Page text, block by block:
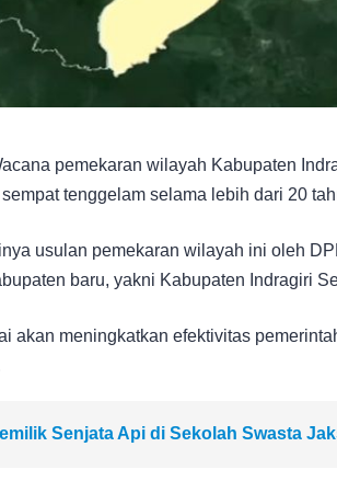
pemekaran wilayah Kabupaten
tenggelam selama lebih dari 20
usulan pemekaran wilayah ini oleh
baru, yakni Kabupaten Indragiri
akan meningkatkan efektivitas
Senjata Api di Sekolah Swasta